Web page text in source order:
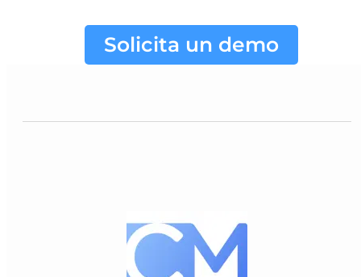
Solicita un demo